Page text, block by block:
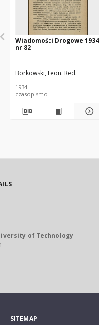
Wiadomości Drogowe 1934
nr 82
Borkowski, Leon. Red.
1934
czasopismo
of Technology
SITEMAP